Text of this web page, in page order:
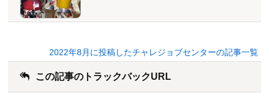
2022年8月に投稿したチャレジョブセンターの記事一覧
この記事のトラックバックURL